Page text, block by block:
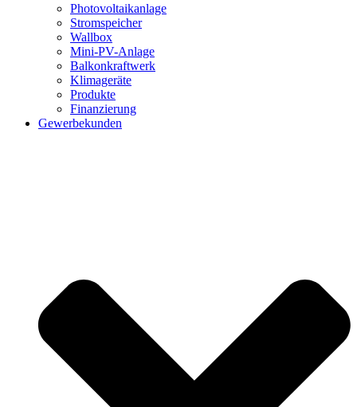
Photovoltaikanlage
Stromspeicher
Wallbox
Mini-PV-Anlage
Balkonkraftwerk
Klimageräte
Produkte
Finanzierung
Gewerbekunden